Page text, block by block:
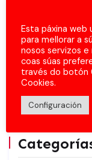
Esta páxina web
para mellorar a
nosos servizos
coas súas
través do botón
Cookies.
Configuración